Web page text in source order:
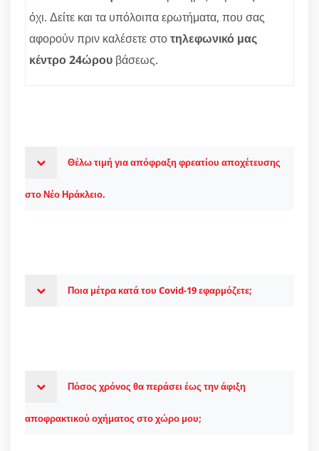
όχι. Δείτε και τα υπόλοιπα ερωτήματα, που σας
αφορούν πριν καλέσετε στοτηλεφωνικό μας
κέντρο 24ώρου βάσεως.
Θέλω τιμή για απόφραξη φρεατίου αποχέτευσης
στο Νέο Ηράκλειο.
Ποια μέτρα κατά του Covid-19 εφαρμόζετε;
Πόσος χρόνος θα περάσει έως την άφιξη
αποφρακτικού οχήματος στο χώρο μου;